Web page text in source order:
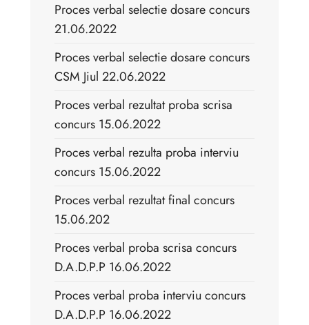
Proces verbal selectie dosare concurs
21.06.2022
Proces verbal selectie dosare concurs
CSM Jiul 22.06.2022
Proces verbal rezultat proba scrisa
concurs 15.06.2022
Proces verbal rezulta proba interviu
concurs 15.06.2022
Proces verbal rezultat final concurs
15.06.202
Proces verbal proba scrisa concurs
D.A.D.P.P 16.06.2022
Proces verbal proba interviu concurs
D.A.D.P.P 16.06.2022